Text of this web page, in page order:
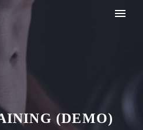
(DEMO)